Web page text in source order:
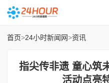
首页>24小时新闻网>资讯
指尖传非遗 童心筑
活动点亮